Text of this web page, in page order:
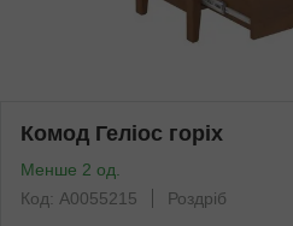
Комод Геліос горіх
Менше 2 од.
Код: А0055215
Роздріб